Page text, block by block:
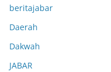
beritajabar
Daerah
Dakwah
JABAR